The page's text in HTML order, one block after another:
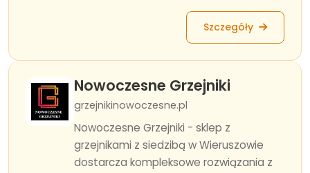
Szczegóły
Nowoczesne Grzejniki
grzejnikinowoczesne.pl
Nowoczesne Grzejniki - sklep z
grzejnikami z siedzibą w Wieruszowie
dostarcza kompleksowe rozwiązania z